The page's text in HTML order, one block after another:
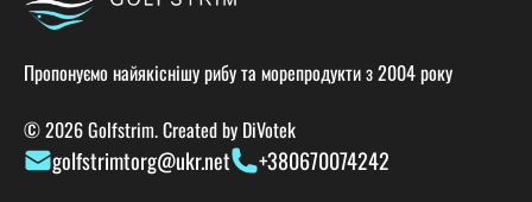
Пропонуємо найякіснішу рибу та морепродукти з 2004 року
© 2026 Golfstrim. Created by DiVotek
golfstrimtorg@ukr.net +380670074242